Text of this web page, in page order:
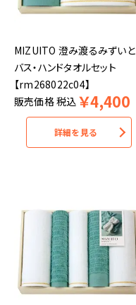
MIZUITO 澄み渡るみずいと
バス・ハンドタオルセット
【rm268022c04】
販売価格税込 ￥4,400
詳細を見る